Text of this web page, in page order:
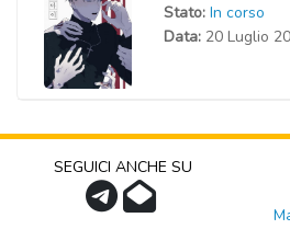
Stato: In corso
Data: 20 Luglio
SEGUICI ANCHE SU